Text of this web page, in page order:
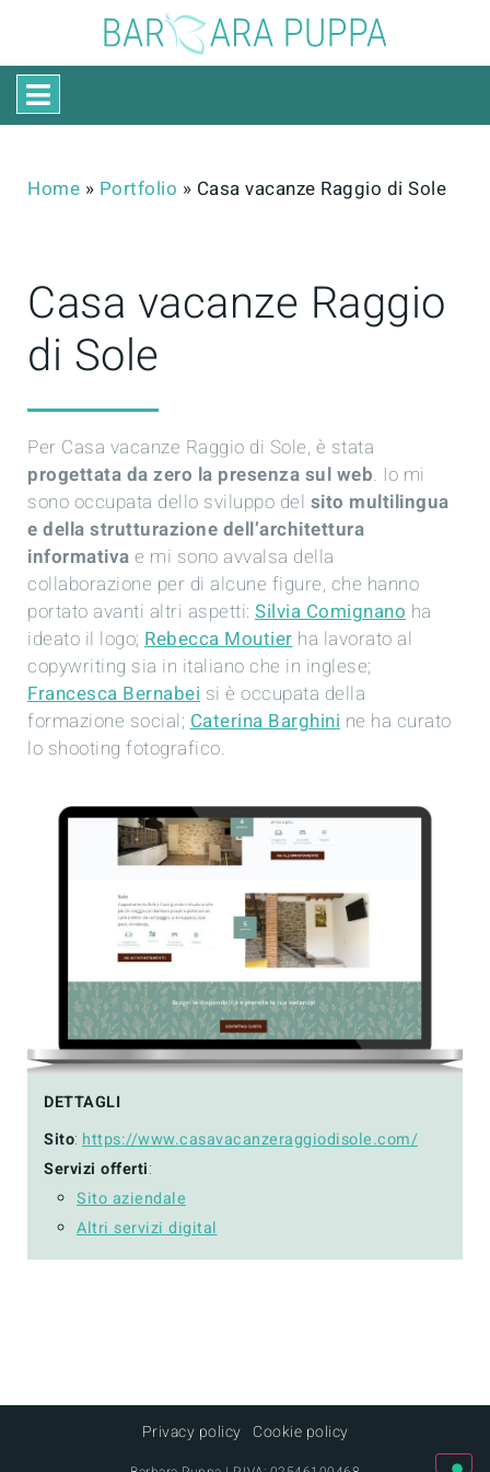
Home » Portfolio » Casa vacanze Raggio di Sole
Casa vacanze Raggio
di Sole
Per Casa vacanze Raggio di Sole, è stata
progettata da zero la presenza sul web. Io mi
sono occupata dello sviluppo del sito multilingua
e della strutturazione dell’architettura
informativa e mi sono avvalsa della
collaborazione per di alcune figure, che hanno
portato avanti altri aspetti: Silvia Comignano ha
ideato il logo; Rebecca Moutier ha lavorato al
copywriting sia in italiano che in inglese;
Francesca Bernabei si è occupata della
formazione social; Caterina Barghini ne ha curato
lo shooting fotografico.
DETTAGLI
Sito: https://www.casavacanzeraggiodisole.com/
Servizi offerti:
Sito aziendale
Altri servizi digital
Privacy policy Cookie policy